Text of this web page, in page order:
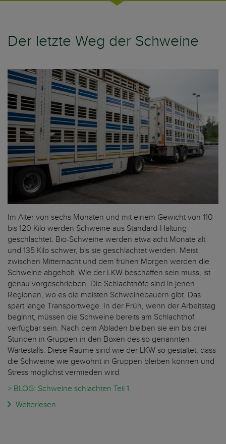
Der letzte Weg der Schweine
Im Alter von sechs Monaten und mit einem Gewicht von 110
bis 120 Kilo werden Schweine aus Standard-Haltung
geschlachtet. Bio-Schweine werden etwa acht Monate alt
und 135 Kilo schwer, bis sie geschlachtet werden. Meist
zwischen Mitternacht und dem frühen Morgen werden die
Schweine abgeholt. Wie der LKW beschaffen sein muss, ist
genau vorgeschrieben. Die Schlachthöfe sind in jenen
Regionen, wo es die meisten Schweinebauern gibt. Das
spart lange Transportwege. In der Früh, wenn der Arbeitstag
beginnt, müssen die Schweine bereits am Schlachthof
verfügbar sein. Nach dem Abladen bleiben sie ein bis drei
Stunden in Gruppen in den Boxen des so genannten
Wartestalls. Diese Räume sind wie der LKW so gestaltet, dass
die Schweine wie gewohnt in Gruppen bleiben können und
Stress möglichst vermieden wird.
> BLOG: Schweine schlachten Teil 1
Weiterlesen